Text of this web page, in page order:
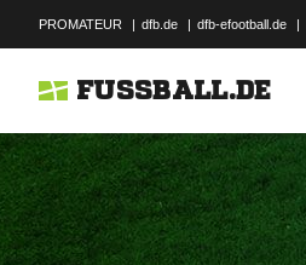
PROMATEUR | dfb.de | dfb-efootball.de |
FUSSBALL.DE